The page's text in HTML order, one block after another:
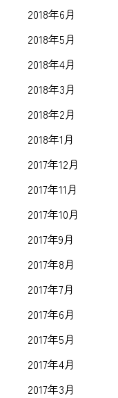
2018年6月
2018年5月
2018年4月
2018年3月
2018年2月
2018年1月
2017年12月
2017年11月
2017年10月
2017年9月
2017年8月
2017年7月
2017年6月
2017年5月
2017年4月
2017年3月